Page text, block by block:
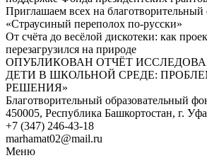
Приглашаем всех на
«Страусиный переполох по-русски»
От счёта до весёлой дискотеки: как
перезагрузился на природе
ОПУБЛИКОВАН ОТЧЁТ
ДЕТИ В ШКОЛЬНОЙ СРЕДЕ:
РЕШЕНИЯ»
Благотворительный образовательный
450005, Республика Башкортостан, г.
+7 (347) 246-43-18
marhamat02@mail.ru
Меню